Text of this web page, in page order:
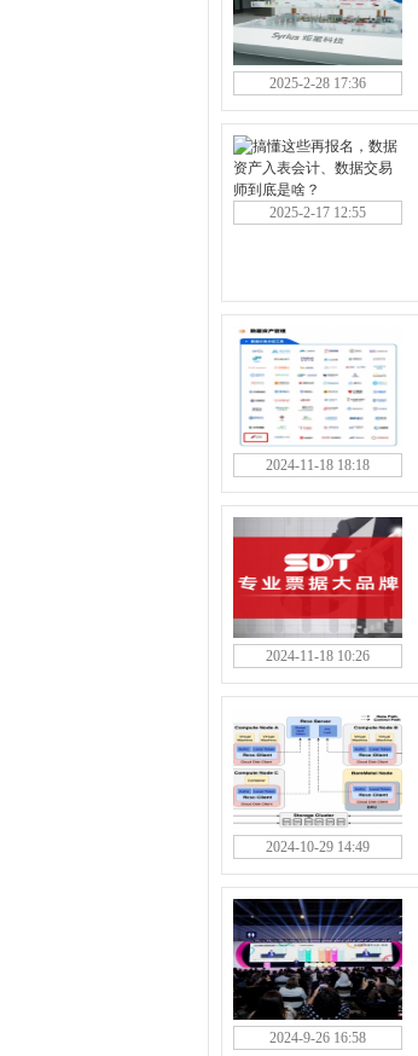
2025-2-28 17:36
2025-2-17 12:55
2024-11-18 18:18
2024-11-18 10:26
2024-10-29 14:49
2024-9-26 16:58